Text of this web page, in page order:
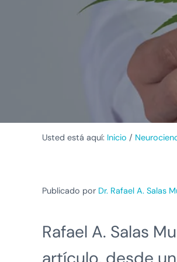
Usted está aquí: Inicio /
Publicado por Dr. Rafael A. Salas
Rafael A. Salas